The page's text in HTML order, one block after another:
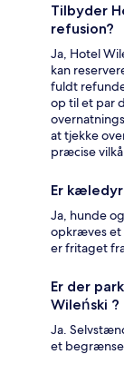
Tilbyder
refusion?
Ja, Hotel
kan
fuldt
op til et par
at tjekke
præcise
Er
Ja, hunde
opkræves et
er fritaget
Er der
Wileński ?
Ja.
et